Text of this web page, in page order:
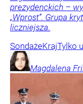
prezydenckich –
„Wprost”. Grupa
liczniejsza.
SondażeKrajTylko
Magdalena